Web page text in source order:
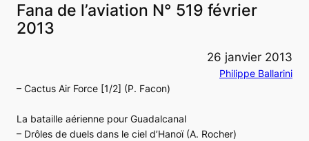
Fana de l’aviation N° 519 février
2013
26 janvier 2013
Philippe Ballarini
– Cactus Air Force [1/2] (P. Facon)
La bataille aérienne pour Guadalcanal
– Drôles de duels dans le ciel d’Hanoï (A. Rocher)